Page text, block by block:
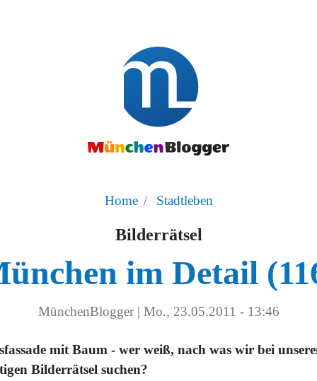
Home Stadtleben
Bilderrätsel
im Detail
MünchenBlogger | Mo., 23.05.2011 - 13:46
mit Baum - wer weiß, nach was wir bei
Bilderrätsel suchen?